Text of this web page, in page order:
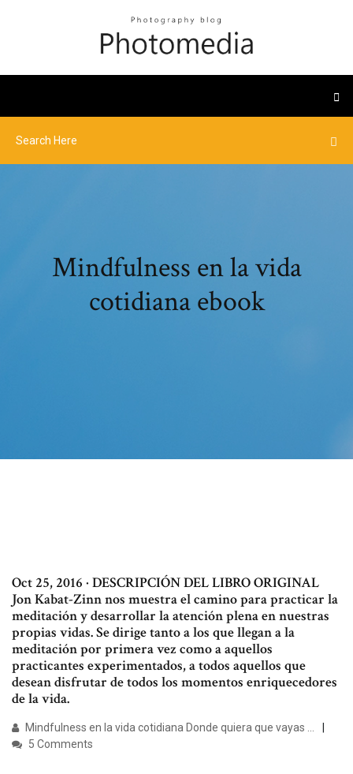
Mindfulness en la vida
cotidiana ebook
Oct 25, 2016 · DESCRIPCIÓN DEL LIBRO ORIGINAL
Jon Kabat-Zinn nos muestra el camino para practicar la
meditación y desarrollar la atención plena en nuestras
propias vidas. Se dirige tanto a los que llegan a la
meditación por primera vez como a aquellos
practicantes experimentados, a todos aquellos que
desean disfrutar de todos los momentos enriquecedores
de la vida.
Mindfulness en la vida cotidiana Donde quiera que vayas ...
5 Comments